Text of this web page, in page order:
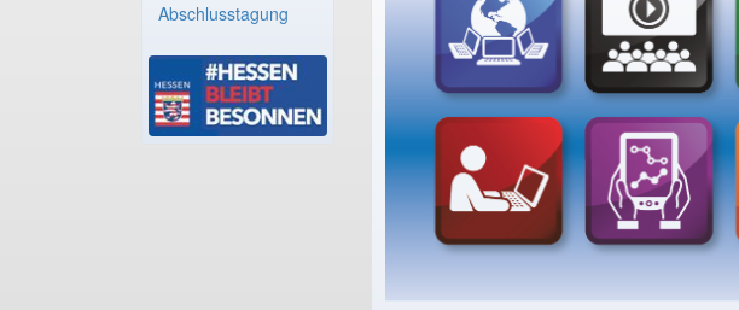
Abschlusstagung